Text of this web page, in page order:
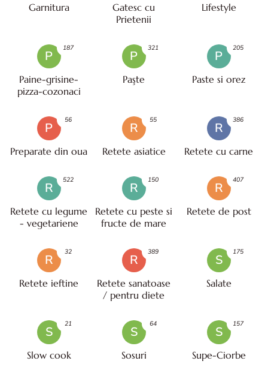
Garnitura
Gatesc cu
Prietenii
Lifestyle
P
Paine-grisine-
pizza-cozonaci
187
P
Paşte
321
P
Paste si orez
205
P
Preparate din oua
56
R
Retete asiatice
55
R
Retete cu carne
386
R
Retete cu legume
- vegetariene
522
R
Retete cu peste si
fructe de mare
150
R
Retete de post
407
R
Retete ieftine
32
R
Retete sanatoase
/ pentru diete
389
S
Salate
175
S
Slow cook
21
S
Sosuri
64
S
Supe-Ciorbe
157